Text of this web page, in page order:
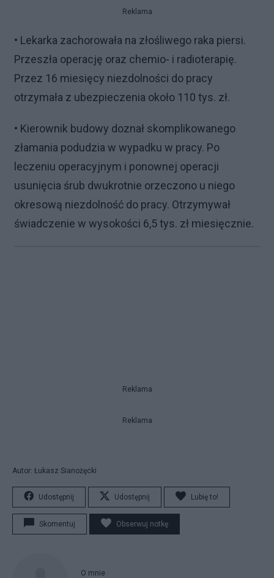
Reklama
• Lekarka zachorowała na złośliwego raka piersi.
Przeszła operację oraz chemio- i radioterapię.
Przez 16 miesięcy niezdolności do pracy
otrzymała z ubezpieczenia około 110 tys. zł.
• Kierownik budowy doznał skomplikowanego
złamania podudzia w wypadku w pracy. Po
leczeniu operacyjnym i ponownej operacji
usunięcia śrub dwukrotnie orzeczono u niego
okresową niezdolność do pracy. Otrzymywał
świadczenie w wysokości 6,5 tys. zł miesięcznie.
Reklama
Reklama
Autor: Łukasz Sianożęcki
Udostępnij Udostępnij Lubię to!
Skomentuj Obserwuj notkę
O mnie